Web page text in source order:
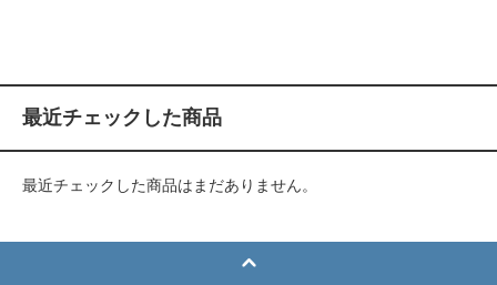
最近チェックした商品
最近チェックした商品はまだありません。